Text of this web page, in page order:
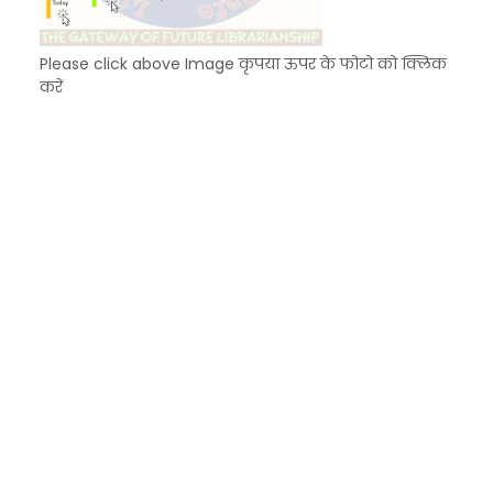
Please click above Image कृपया ऊपर के फोटो को क्लिक
करें